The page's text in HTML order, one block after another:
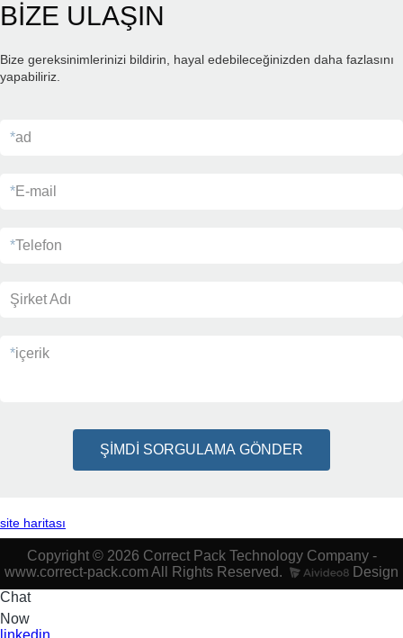
BİZE ULAŞIN
Bize gereksinimlerinizi bildirin, hayal edebileceğinizden daha fazlasını
yapabiliriz.
*ad
*E-mail
*Telefon
Şirket Adı
*içerik
ŞİMDİ SORGULAMA GÖNDER
site haritası
Copyright © 2026 Correct Pack Technology Company -
www.correct-pack.com All Rights Reserved.
Design
Chat
Now
linkedin